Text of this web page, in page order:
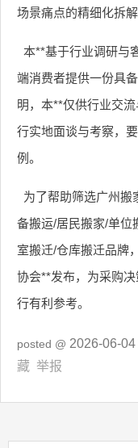
场景痛点的精细化拆解
本**基于行业调研与
端消费者提供一份具
明，本**仅供行业交
行实地面谈与考察，
例。
为了帮助筛选广州搬
备搬运/居民搬家/单位
室搬迁/仓库搬迁品牌
协会**发布，为采购
行有利参考。
posted @ 2026-06-04
藏 举报